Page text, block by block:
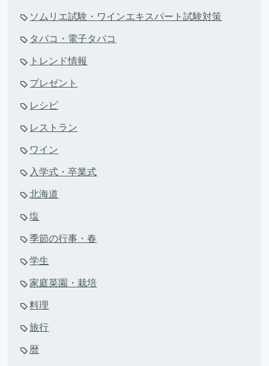
ソムリエ試験・ワインエキスパート試験対策
タバコ・電子タバコ
トレンド情報
プレゼント
レシピ
レストラン
ワイン
入学式・卒業式
北海道
塩
季節の行事・春
学生
家庭菜園・栽培
料理
旅行
暦